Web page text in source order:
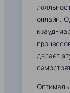
онлайн.
крауд-
делает